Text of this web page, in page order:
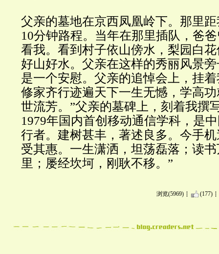
父亲的墓地在京西凤凰岭下。那里
10分钟路程。当年在那里插队，爸
看我。看到村子依山傍水，梨园白
好山好水。父亲在这样的秀丽风景
是一个安慰。父亲的追悼会上，挂
修家齐行迹遍天下一生无憾，学高
世流芳。”父亲的墓碑上，刻着我撰
1979年国内首创移动通信学科，是
行者。建树甚丰，著述良多。今手
受其惠。一生潇洒，坦荡磊落；读
里；屡经坎坷，刚耿不移。”
浏览(5969) (177)